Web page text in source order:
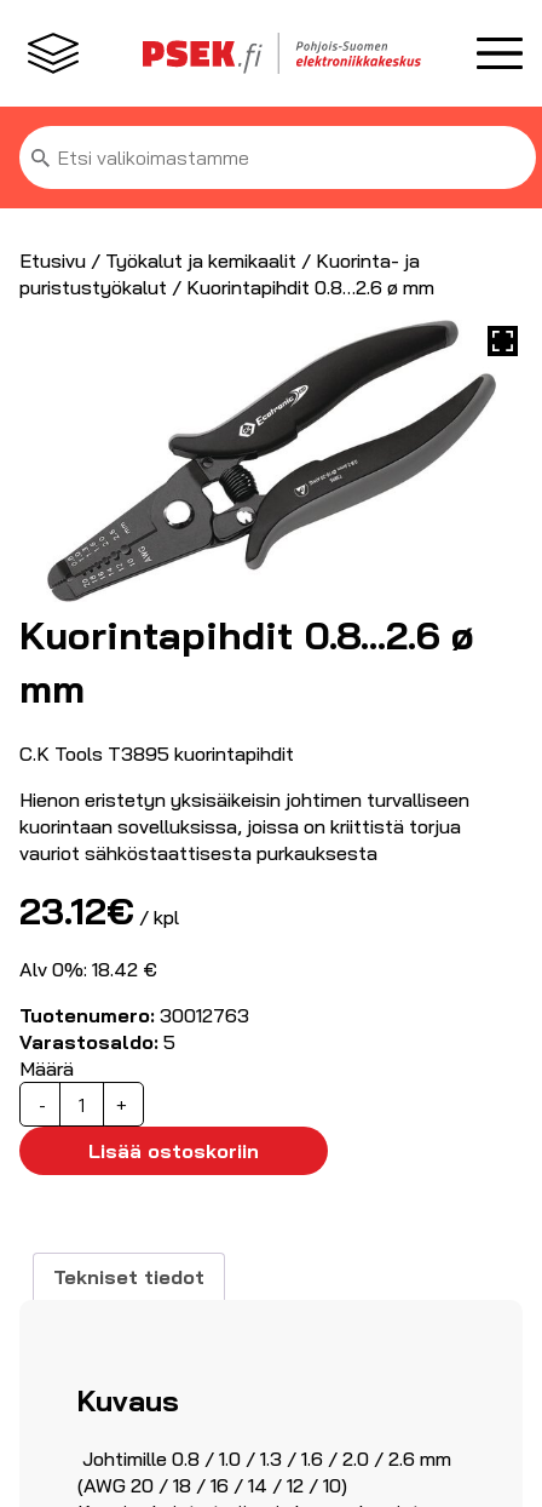
Etsi:
Etusivu / Työkalut ja kemikaalit / Kuorinta- ja
puristustyökalut / Kuorintapihdit 0.8…2.6 ø mm
Kuorintapihdit 0.8…2.6 ø
mm
C.K Tools T3895 kuorintapihdit
Hienon eristetyn yksisäikeisin johtimen turvalliseen
kuorintaan sovelluksissa, joissa on kriittistä torjua
vauriot sähköstaattisesta purkauksesta
23.12€ / kpl
Alv 0%: 18.42 €
Tuotenumero: 30012763
Varastosaldo: 5
Määrä
-
Kuorintapihdit
0.8...2.6
mm
+
Lisää ostoskoriin
Tekniset tiedot
Kuvaus
Johtimille 0.8 / 1.0 / 1.3 / 1.6 / 2.0 / 2.6 mm
(AWG 20 / 18 / 16 / 14 / 12 / 10)